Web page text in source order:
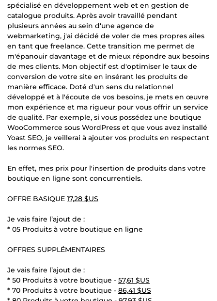
spécialisé en développement web et en gestion de
catalogue produits. Après avoir travaillé pendant
plusieurs années au sein d'une agence de
webmarketing, j'ai décidé de voler de mes propres ailes
en tant que freelance. Cette transition me permet de
m'épanouir davantage et de mieux répondre aux besoins
de mes clients. Mon objectif est d'optimiser le taux de
conversion de votre site en insérant les produits de
manière efficace. Doté d'un sens du relationnel
développé et à l'écoute de vos besoins, je mets en œuvre
mon expérience et ma rigueur pour vous offrir un service
de qualité. Par exemple, si vous possédez une boutique
WooCommerce sous WordPress et que vous avez installé
Yoast SEO, je veillerai à ajouter vos produits en respectant
les normes SEO.
En effet, mes prix pour l'insertion de produits dans votre
boutique en ligne sont concurrentiels.
OFFRE BASIQUE 17,28 $US
Je vais faire l’ajout de :
* 05 Produits à votre boutique en ligne
OFFRES SUPPLÉMENTAIRES
Je vais faire l’ajout de :
* 50 Produits à votre boutique - 57,61 $US
* 70 Produits à votre boutique - 86,41 $US